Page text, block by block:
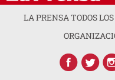
LA PRENSA TODOS